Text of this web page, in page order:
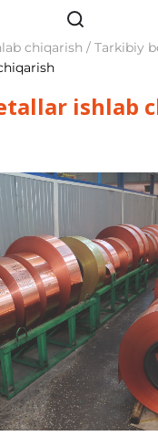
chiqarish / Tarkibiy
ishlab